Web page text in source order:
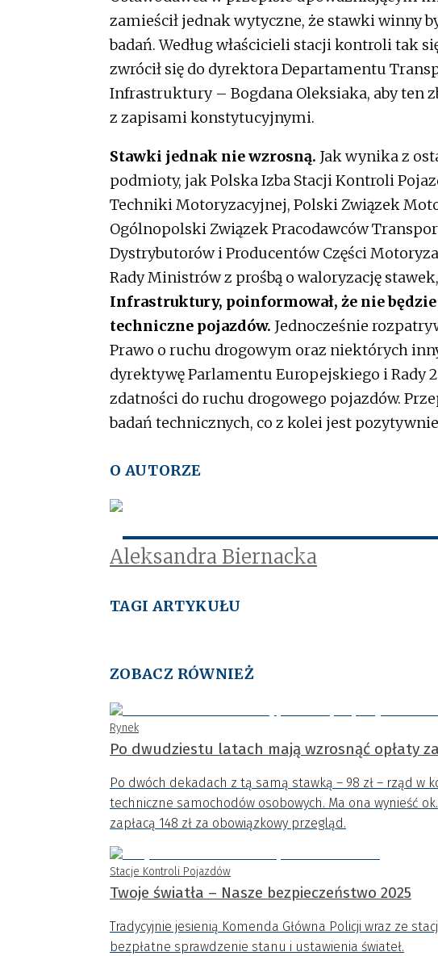
zamieścił jednak wytyczne, że stawki winny
badań. Według właścicieli stacji kontroli tak
zwrócił się do dyrektora Departamentu
Infrastruktury – Bogdana Oleksiaka, aby ten
z zapisami konstytucyjnymi.
Stawki jednak nie wzrosną. Jak wynika z
podmioty, jak Polska Izba Stacji Kontroli
Techniki Motoryzacyjnej, Polski Związek
Ogólnopolski Związek Pracodawców
Dystrybutorów i Producentów Części
Rady Ministrów z prośbą o waloryzację stawek,
Infrastruktury, poinformował, że nie
techniczne pojazdów. Jednocześnie
Prawo o ruchu drogowym oraz niektórych
dyrektywę Parlamentu Europejskiego i Rady
zdatności do ruchu drogowego pojazdów.
badań technicznych, co z kolei jest
O AUTORZE
Aleksandra Biernacka
TAGI ARTYKUŁU
ZOBACZ RÓWNIEŻ
Rynek
Po dwudziestu latach mają wzrosnąć opłaty
Po dwóch dekadach z tą samą stawką – 98 zł – rząd w
techniczne samochodów osobowych. Ma ona wynieść
zapłacą 148 zł za obowiązkowy przegląd.
Stacje Kontroli Pojazdów
Twoje światła – Nasze bezpieczeństwo 2025
Tradycyjnie jesienią Komenda Główna Policji wraz ze
bezpłatne sprawdzenie stanu i ustawienia świateł.